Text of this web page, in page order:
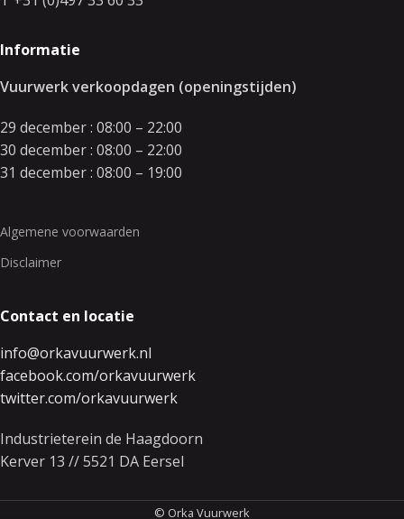
Informatie
Vuurwerk verkoopdagen (openingstijden)
29 december : 08:00 – 22:00
30 december : 08:00 – 22:00
31 december : 08:00 – 19:00
Algemene voorwaarden
Disclaimer
Contact en locatie
info@orkavuurwerk.nl
facebook.com/orkavuurwerk
twitter.com/orkavuurwerk
Industrieterein de Haagdoorn
Kerver 13 // 5521 DA Eersel
© Orka Vuurwerk